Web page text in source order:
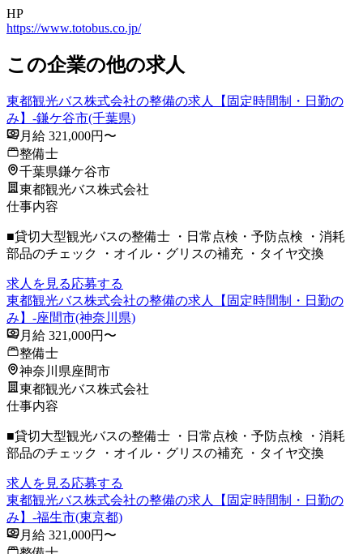
HP
https://www.totobus.co.jp/
この企業の他の求人
東都観光バス株式会社の整備の求人【固定時間制・日勤の
み】-鎌ケ谷市(千葉県)
月給 321,000円〜
整備士
千葉県鎌ケ谷市
東都観光バス株式会社
仕事内容
■貸切大型観光バスの整備士 ・日常点検・予防点検 ・消耗
部品のチェック ・オイル・グリスの補充 ・タイヤ交換
求人を見る応募する
東都観光バス株式会社の整備の求人【固定時間制・日勤の
み】-座間市(神奈川県)
月給 321,000円〜
整備士
神奈川県座間市
東都観光バス株式会社
仕事内容
■貸切大型観光バスの整備士 ・日常点検・予防点検 ・消耗
部品のチェック ・オイル・グリスの補充 ・タイヤ交換
求人を見る応募する
東都観光バス株式会社の整備の求人【固定時間制・日勤の
み】-福生市(東京都)
月給 321,000円〜